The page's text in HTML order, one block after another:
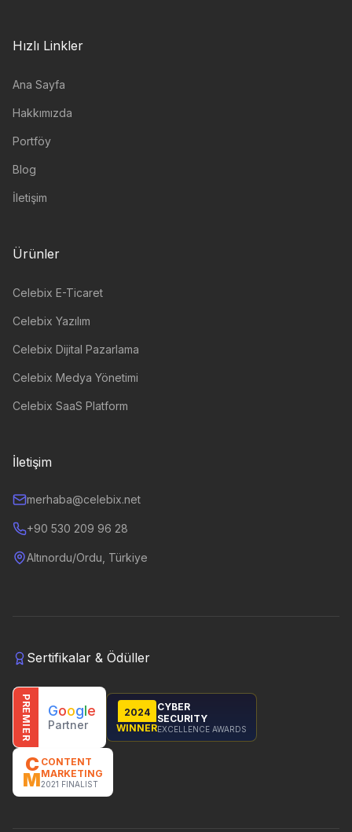
Hızlı Linkler
Ana Sayfa
Hakkımızda
Portföy
Blog
İletişim
Ürünler
Celebix E-Ticaret
Celebix Yazılım
Celebix Dijital Pazarlama
Celebix Medya Yönetimi
Celebix SaaS Platform
İletişim
merhaba@celebix.net
+90 530 209 96 28
Altınordu/Ordu, Türkiye
Sertifikalar & Ödüller
PREMIER Google
Partner
2024
WINNER
CYBER
SECURITY
EXCELLENCE AWARDS
C
M
CONTENT
MARKETING
2021 FINALIST